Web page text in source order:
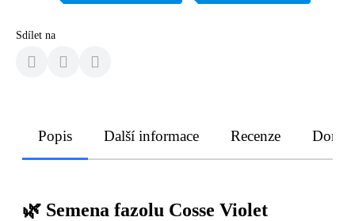
Sdílet na
Popis Další informace Recenze
🌿 Semena fazolu Cosse Violet